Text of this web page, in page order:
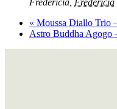
« Moussa Diallo Trio
Astro Buddha Agogo